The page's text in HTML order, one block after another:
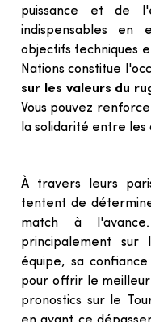
puissance et de
indispensables en
objectifs techniques
Nations constitue
sur les valeurs du
Vous pouvez
la solidarité entre les
À travers leurs
tentent de
match à
principalement sur
équipe, sa
pour offrir le meilleur
pronostics sur le